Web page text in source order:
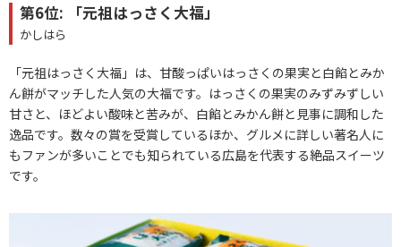
第6位: 「元祖はっさく大福」
かしはら
「元祖はっさく大福」は、甘酸っぱいはっさくの果実と白餡とみか
ん餅がマッチした人気の大福です。はっさくの果実のみずみずしい
甘さと、ほどよい酸味と苦みが、白餡とみかん餅と見事に調和した
逸品です。数々の賞を受賞しているほか、グルメに詳しい著名人に
もファンが多いことでも知られている広島を代表する絶品スイーツ
です。